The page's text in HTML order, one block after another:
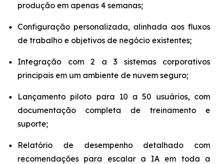
produção em apenas 4 semanas;
Configuração personalizada, alinhada aos fluxos
de trabalho e objetivos de negócio existentes;
Integração com 2 a 3 sistemas corporativos
principais em um ambiente de nuvem seguro;
Lançamento piloto para 10 a 50 usuários, com
documentação completa de treinamento e
suporte;
Relatório de desempenho detalhado com
recomendações para escalar a IA em toda a